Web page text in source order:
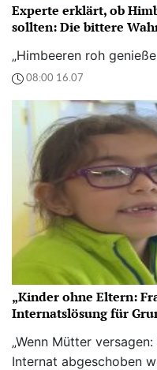
Experte erklärt, ob
sollten: Die bittere
„Himbeeren roh
08:00 16.07
„Kinder ohne Eltern:
Internatslösung für
„Wenn Mütter
Internat abgeschoben